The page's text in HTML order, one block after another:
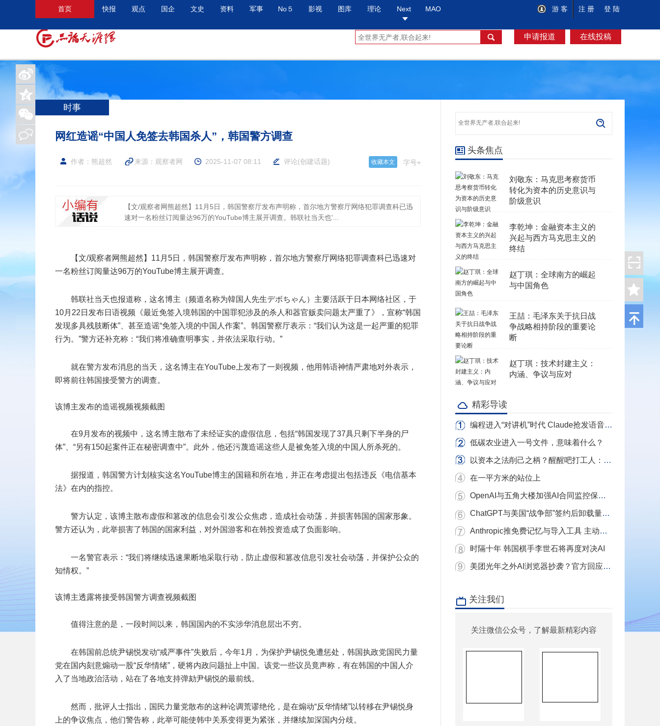
首页 快报 观点 国企 文史 资料 军事 No５ 影视 图库 理论 Next MAO 游 客 注 册 登 陆
申请报道 在线投稿
时事
网红造谣“中国人免签去韩国杀人”，韩国警方调查
字号+
作者：熊超然 来源： 观察者网 2025-11-07 08:11 评论(创建话题) 收藏本文
【文/观察者网熊超然】11月5日，韩国警察厅发布声明称，首尔地方警察厅网络犯罪调查科已迅
速对一名粉丝订阅量达96万的YouTube博主展开调查。韩联社当天也'...
【文/观察者网熊超然】11月5日，韩国警察厅发布声明称，首尔地方警察厅网络犯罪调查科已迅速对
一名粉丝订阅量达96万的YouTube博主展开调查。
韩联社当天也报道称，这名博主（频道名称为韓国人先生デボちゃん）主要活跃于日本网络社区，于
10月22日发布日语视频《最近免签入境韩国的中国罪犯涉及的杀人和器官贩卖问题太严重了》，宣称“韩国
发现多具残肢断体”、甚至造谣“免签入境的中国人作案”。韩国警察厅表示：“我们认为这是一起严重的犯罪
行为。”警方还补充称：“我们将准确查明事实，并依法采取行动。”
就在警方发布消息的当天，这名博主在YouTube上发布了一则视频，他用韩语神情严肃地对外表示，
即将前往韩国接受警方的调查。
该博主发布的造谣视频视频截图
在9月发布的视频中，这名博主散布了未经证实的虚假信息，包括“韩国发现了37具只剩下半身的尸
体”、“另有150起案件正在秘密调查中”。此外，他还污蔑造谣这些人是被免签入境的中国人所杀死的。
据报道，韩国警方计划核实这名YouTube博主的国籍和所在地，并正在考虑提出包括违反《电信基本
法》在内的指控。
警方认定，该博主散布虚假和篡改的信息会引发公众焦虑，造成社会动荡，并损害韩国的国家形象。
警方还认为，此举损害了韩国的国家利益，对外国游客和在韩投资造成了负面影响。
一名警官表示：“我们将继续迅速果断地采取行动，防止虚假和篡改信息引发社会动荡，并保护公众的
知情权。”
该博主透露将接受韩国警方调查视频截图
值得注意的是，一段时间以来，韩国国内的不实涉华消息层出不穷。
在韩国前总统尹锡悦发动“戒严事件”失败后，今年1月，为保护尹锡悦免遭惩处，韩国执政党国民力量
党在国内刻意煽动一股“反华情绪”，硬将内政问题扯上中国。该党一些议员竟声称，有在韩国的中国人介
入了当地政治活动，站在了各地支持弹劾尹锡悦的最前线。
然而，批评人士指出，国民力量党散布的这种论调荒谬绝伦，是在煽动“反华情绪”以转移在尹锡悦身
上的争议焦点，他们警告称，此举可能使韩中关系变得更为紧张，并继续加深国内分歧。
头条焦点
刘敬东：马克思考察货币
转化为资本的历史意识与
阶级意识
李乾坤：金融资本主义的
兴起与西方马克思主义的
终结
赵丁琪：全球南方的崛起
与中国角色
王喆：毛泽东关于抗日战
争战略相持阶段的重要论
断
赵丁琪：技术封建主义：
内涵、争议与应对
精彩导读
编程进入“对讲机”时代 Claude抢发语音写代码 转录Token全免费
低碳农业进入一号文件，意味着什么？
以资本之法削己之柄？醒醒吧打工人：别用镣铐当武器，我们要的是砸碎镣铐的铁锤！
在一平方米的站位上
OpenAI与五角大楼加强AI合同监控保护条款
ChatGPT与美国“战争部”签约后卸载量单日激增近三倍 Claude下载量飙升
Anthropic推免费记忆与导入工具 主动挖角ChatGPT用户
时隔十年 韩国棋手李世石将再度对决AI
美团光年之外AI浏览器抄袭？官方回应：充分尊重和理解原作者 已移除相关项目
关注我们
关注微信公众号，了解最新精彩内容
返回顶部